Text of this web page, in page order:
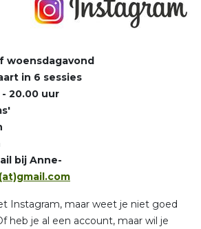
6 sessies
uur
bij Anne-
Instagram, maar weet je niet goed
heb je al een account, maar wil je